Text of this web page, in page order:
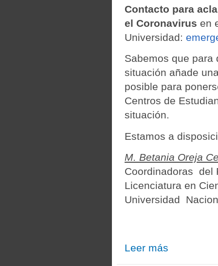
Contacto para
el Coronavirus en
Universidad:
Sabemos que para
situación añade
posible para
Centros de
situación.
Estamos a
M. Betania Oreja
Coordinadoras del
Licenciatura en
Universidad
Leer más